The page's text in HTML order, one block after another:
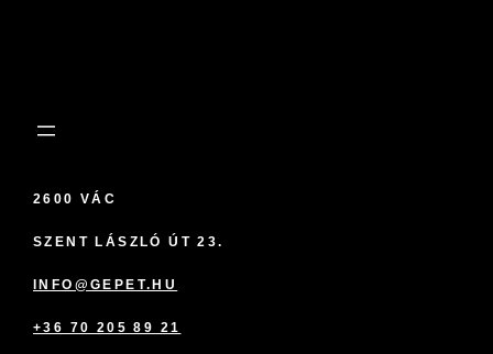
2600 VÁC
SZENT LÁSZLÓ ÚT 23.
INFO@GEPET.HU
+36 70 205 89 21